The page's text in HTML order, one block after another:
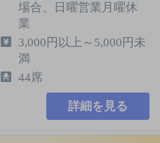
場合、日曜営業月曜休
業
3,000円以上～5,000円未
満
44席
詳細を見る